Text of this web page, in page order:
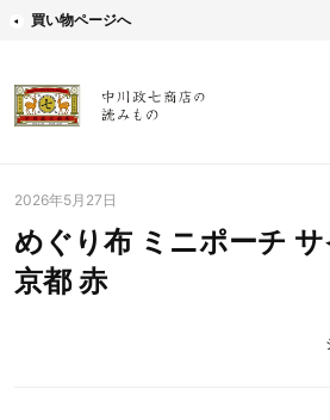
買い物ページへ
2026年5月27日
めぐり布 ミニポーチ
京都 赤